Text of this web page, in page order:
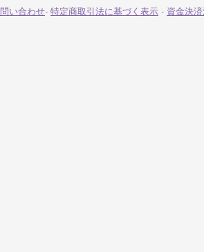
い合わせ- 特定商取引法に基づく表示 - 資金決